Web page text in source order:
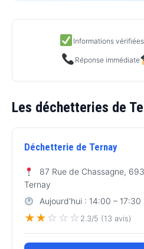
Informations vérifiées
Réponse immédiate
Les déchetteries de
Déchetterie de Ternay
87 Rue de Chassagne,
Ternay
Aujourd'hui : 14:00 – 17:30
★★☆ ☆ ☆ 2.3/5 (13 avis)